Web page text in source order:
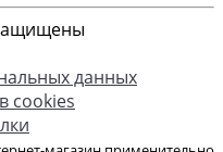
данных
cookies